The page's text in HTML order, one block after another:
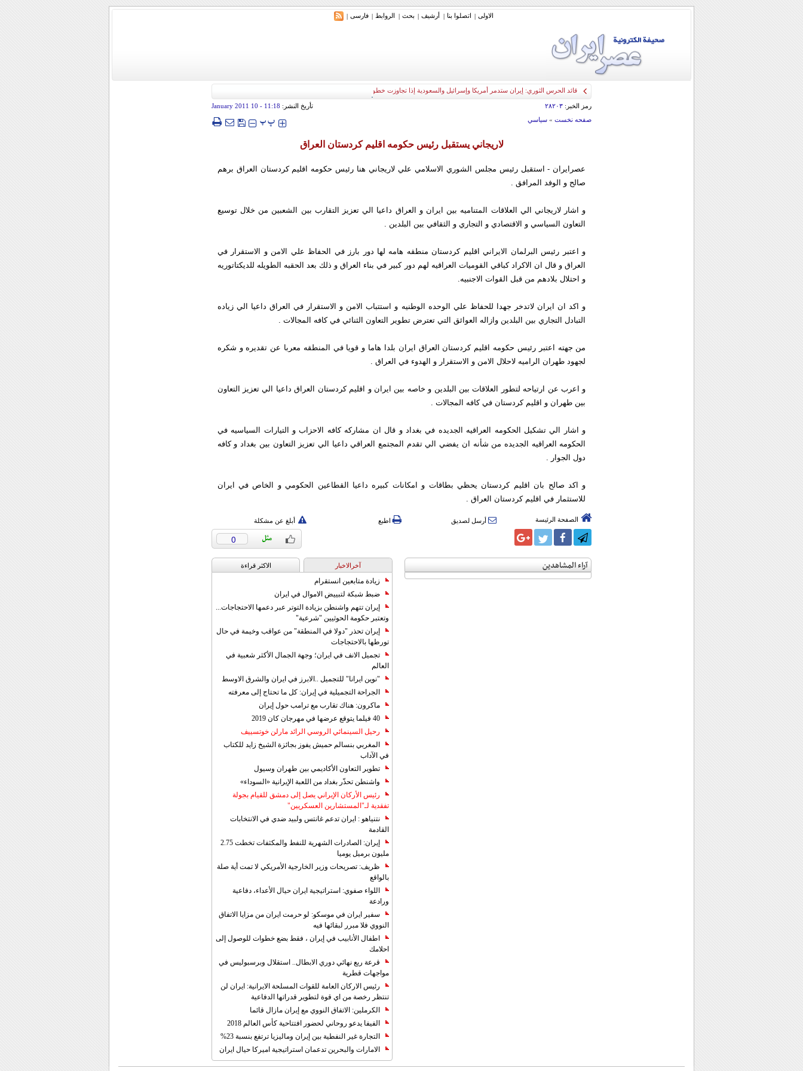
الاولی | اتصلوا بنا | أرشیف | بحث | الروابط | فارسی |
قائد الحرس الثوري: إيران ستدمر أمريكا وإسرائيل والسعودية إذا تجاوزت خطوط طهران الحمراء
رمز الخبر: ۲۸۲۰۳ تأريخ النشر: 11:18
- 10 January 2011
صفحه نخست» سياسي ‍‍‍ پپ
لاريجاني يستقبل رئيس حكومه اقليم كردستان العراق
عصرايران - استقبل رئيس مجلس الشوري الاسلامي علي لاريجاني هنا رئيس حكومه اقليم كردستان العراق برهم
صالح و الوفد المرافق .
و اشار لاريجاني الي العلاقات المتناميه بين ايران و العراق داعيا الي تعزيز التقارب بين الشعبين من خلال توسيع
التعاون السياسي و الاقتصادي و التجاري و الثقافي بين البلدين .
و اعتبر رئيس البرلمان الايراني اقليم كردستان منطقه هامه لها دور بارز في الحفاظ علي الامن و الاستقرار في
العراق و قال ان الاكراد كباقي القوميات العراقيه لهم دور كبير في بناء العراق و ذلك بعد الحقبه الطويله للديكتاتوريه
و احتلال بلادهم من قبل القوات الاجنبيه.
و اكد ان ايران لاتدخر جهدا للحفاظ علي الوحده الوطنيه و استتباب الامن و الاستقرار في العراق داعيا الي زياده
التبادل التجاري بين البلدين وازاله العوائق التي تعترض تطوير التعاون الثنائي في كافه المجالات .
من جهته اعتبر رئيس حكومه اقليم كردستان العراق ايران بلدا هاما و قويا في المنطقه معربا عن تقديره و شكره
لجهود طهران الراميه لاحلال الامن و الاستقرار و الهدوء في العراق .
و اعرب عن ارتياحه لتطور العلاقات بين البلدين و خاصه بين ايران و اقليم كردستان العراق داعيا الي تعزيز التعاون
بين طهران و اقليم كردستان في كافه المجالات .
و اشار الي تشكيل الحكومه العراقيه الجديده في بغداد و قال ان مشاركه كافه الاحزاب و التيارات السياسيه في
الحكومه العراقيه الجديده من شأنه ان يفضي الي تقدم المجتمع العراقي داعيا الي تعزيز التعاون بين بغداد و كافه
دول الجوار .
و اكد صالح بان اقليم كردستان يحظي بطاقات و امكانات كبيره داعيا القطاعين الحكومي و الخاص في ايران
للاستثمار في اقليم كردستان العراق .
الصفحة الرئيسة أرسل لصديق اطبع أبلغ عن مشكلة
0
آراء المشاهدين آخرالاخبار الاکثر قراءة
زيادة متابعين انستقرام
ضبط شبكة لتبييض الاموال في ايران
إيران تتهم واشنطن بزيادة التوتر عبر دعمها الاحتجاجات...
وتعتبر حكومة الحوثيين "شرعية"
إيران تحذر "دولا في المنطقة" من عواقب وخيمة في حال
تورطها بالاحتجاجات
تجميل الانف في ايران؛ وجهة الجمال الأكثر شعبية في
العالم
"نوين ايرانا" للتجميل ..الابرز في ايران والشرق الاوسط
الجراحة التجميلية في إيران: كل ما تحتاج إلى معرفته
ماكرون: هناك تقارب مع ترامب حول إيران
40 فيلما يتوقع عرضها في مهرجان كان 2019
رحيل السينمائي الروسي الرائد مارلن خوتسييف
المغربي بنسالم حميش يفوز بجائزة الشيخ زايد للكتاب
في الآداب
تطوير التعاون الأكاديمي بين طهران وسيول
واشنطن تحذّر بغداد من اللعبة الإيرانية «السوداء»
رئيس الأركان الإيراني يصل إلى دمشق للقيام بجولة
تفقدية لـ"المستشارين العسكريين"
نتنياهو : ايران تدعم غانتس ولبيد ضدي في الانتخابات
القادمة
إيران: الصادرات الشهریة للنفط والمكثفات تخطت 2.75
مليون برميل يوميا
ظريف: تصريحات وزير الخارجية الأمريكي لا تمت أية صلة
بالواقع
اللواء صفوي: استراتيجية ايران حيال الأعداء، دفاعية
ورادعة
سفير ايران في موسكو: لو حرمت ايران من مزايا الاتفاق
النووي فلا مبرر لبقائها فيه
اطفال الأنابيب في إيران ، فقط بضع خطوات للوصول إلى
احلامك
قرعة ربع نهائي دوري الابطال.. استقلال وبرسبوليس في
مواجهات قطرية
رئيس الاركان العامة للقوات المسلحة الايرانية: ايران لن
تنتظر رخصة من اي قوة لتطوير قدراتها الدفاعية
الكرملين: الاتفاق النووي مع إيران مازال قائما
الفيفا يدعو روحاني لحضور افتتاحية كأس العالم 2018
التجارة غیر النفطیة بین إیران ومالیزیا ترتفع بنسبة 23%
الامارات والبحرين تدعمان استراتيجية اميركا حيال ايران